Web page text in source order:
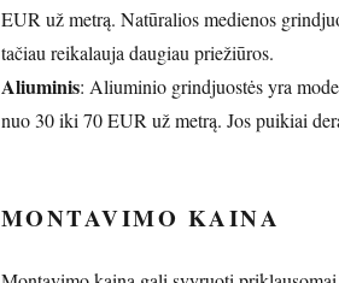
EUR už metrą. Natūralios medienos
tačiau reikalauja daugiau priežiūros.
Aliuminis: Aliuminio grindjuostės yra
nuo 30 iki 70 EUR už metrą. Jos puikiai
MONTAVIMO KAINA